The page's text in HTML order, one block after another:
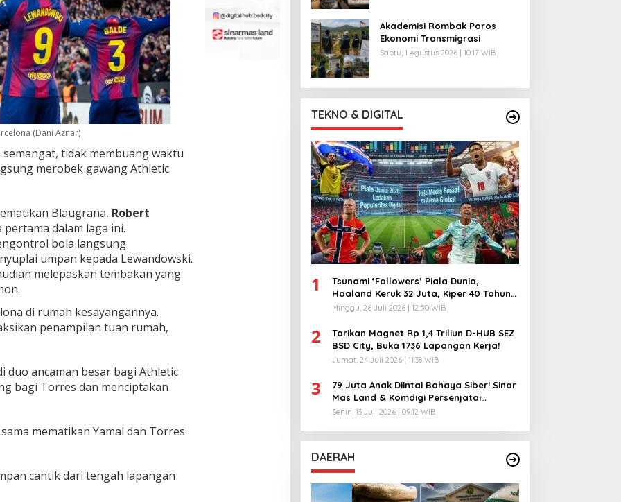
(Dani Aznar)
tidak membuang waktu
merobek gawang Athletic
Blaugrana, Robert
pertama dalam laga ini.
bola langsung
umpan kepada Lewandowski.
melepaskan tembakan yang
di rumah kesayangannya.
penampilan tuan rumah,
duo ancaman besar bagi Athletic
bagi Torres dan menciptakan
mematikan Yamal dan Torres
cantik dari tengah lapangan
Akademisi Rombak Poros
Ekonomi Transmigrasi
Sabtu, 1 Agustus 2026 | 10:17 WIB
TEKNO & DIGITAL
1
Tsunami ‘Followers’ Piala Dunia,
Haaland Keruk 32 Juta, Kiper 40 Tahun
Bikin Geger!
Minggu, 26 Juli 2026 | 12:50 WIB
2
Tarikan Magnet Rp 1,4 Triliun D-HUB SEZ
BSD City, Buka 1736 Lapangan Kerja!
Jumat, 24 Juli 2026 | 11:38 WIB
3
79 Juta Anak Diintai Bahaya Siber! Sinar
Mas Land & Komdigi Persenjatai
Ratusan Guru!
Senin, 13 Juli 2026 | 09:12 WIB
DAERAH